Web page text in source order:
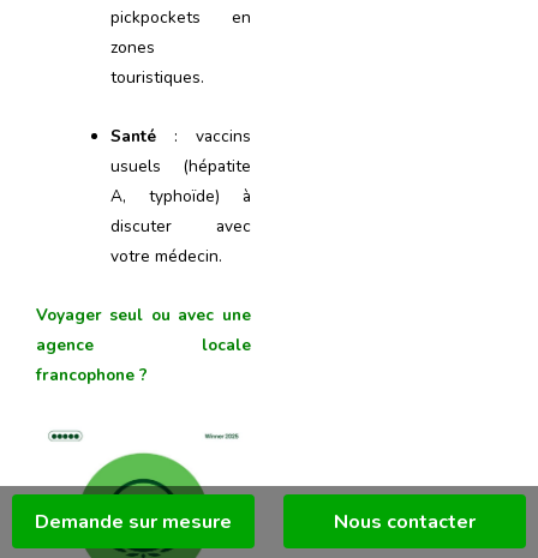
pickpockets en
zones
touristiques.
Santé: vaccins
usuels (hépatite
A, typhoïde) à
discuter avec
votre médecin.
Voyager seul ou avec une
agence locale
francophone ?
Demande sur mesure Nous contacter